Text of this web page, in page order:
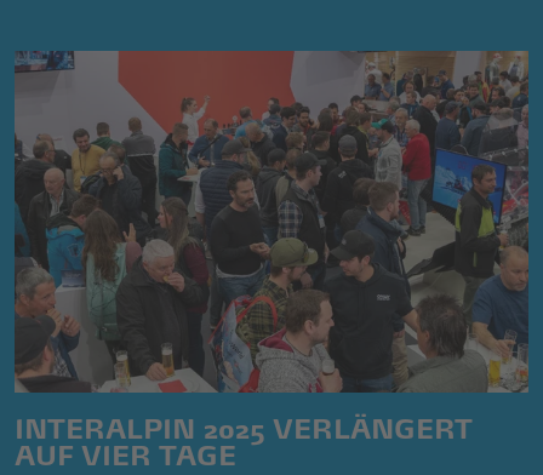
INTERALPIN 2025 VERLÄNGERT
AUF VIER TAGE